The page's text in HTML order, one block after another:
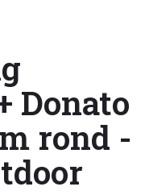
Donato
rond -